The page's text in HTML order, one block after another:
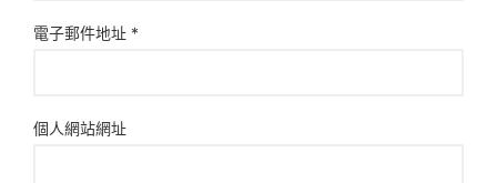
電子郵件地址 *
個人網站網址